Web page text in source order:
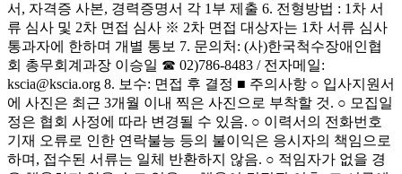
서, 자격증 사본, 경력증명서 각 1부 제출 6. 전형방법 : 1차 서
류 심사 및 2차 면접 심사 ※ 2차 면접 대상자는 1차 서류 심사
통과자에 한하며 개별 통보 7. 문의처: (사)한국척수장애인협
회 총무회계과장 이승일 ☎ 02)786-8483 / 전자메일:
kscia@kscia.org 8. 보수: 면접 후 결정 ■ 주의사항 ○ 입사지원서
에 사진은 최근 3개월 이내 찍은 사진으로 부착할 것. ○ 모집일
정은 협회 사정에 따라 변경될 수 있음. ○ 이력서의 전화번호
기재 오류로 인한 연락불능 등의 불이익은 응시자의 책임으로
하며, 접수된 서류는 일체 반환하지 않음. ○ 적임자가 없을 경